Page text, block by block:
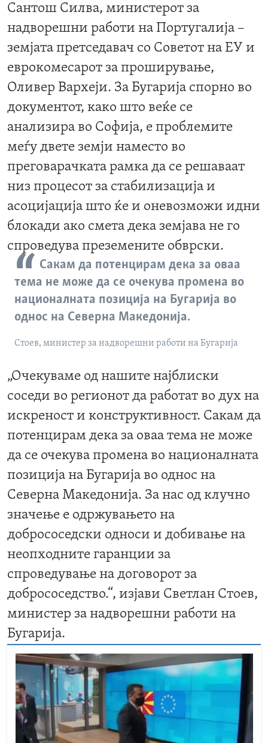
Сантош Силва, министерот за
надворешни работи на Португалија –
земјата претседавач со Советот на ЕУ и
еврокомесарот за проширување,
Оливер Вархеји. За Бугарија спорно во
документот, како што веќе се
анализира во Софија, е проблемите
меѓу двете земји наместо во
преговарачката рамка да се решаваат
низ процесот за стабилизација и
асоцијација што ќе и оневозможи идни
блокади ако смета дека земјава не го
спроведува преземените обврски.
Сакам да потенцирам дека за оваа
тема не може да се очекува промена во
националната позиција на Бугарија во
однос на Северна Македонија.
Стоев, министер за надворешни работи на Бугарија
„Очекуваме од нашите најблиски
соседи во регионот да работат во дух на
искреност и конструктивност. Сакам да
потенцирам дека за оваа тема не може
да се очекува промена во националната
позиција на Бугарија во однос на
Северна Македонија. За нас од клучно
значење е одржувањето на
добрососедски односи и добивање на
неопходните гаранции за
спроведување на договорот за
добрососедство.“, изјави Светлан Стоев,
министер за надворешни работи на
Бугарија.